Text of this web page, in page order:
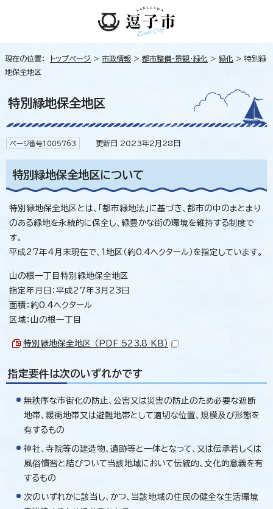
現在の位置： トップページ > 市政情報 > 都市整備・景観・緑化 > 緑化 > 特別緑
地保全地区
特別緑地保全地区
ページ番号1005763 更新日 2023年2月28日
特別緑地保全地区について
特別緑地保全地区とは、「都市緑地法」に基づき、都市の中のまとまり
のある緑地を永続的に保全し、緑豊かな街の環境を維持する制度で
す。
平成27年4月末現在で、1地区（約0.4ヘクタール）を指定しています。
山の根一丁目特別緑地保全地区
指定年月日：平成27年3月23日
面積：約0.4ヘクタール
区域：山の根一丁目
特別緑地保全地区 （PDF 523.8 KB）
指定要件は次のいずれかです
無秩序な市街化の防止、公害又は災害の防止のため必要な遮断
地帯、緩衝地帯又は避難地帯として適切な位置、規模及び形態を
有するもの
神社、寺院等の建造物、遺跡等と一体となって、又は伝承若しくは
風俗慣習と結びついて当該地域において伝統的、文化的意義を有
するもの
次のいずれかに該当し、かつ、当該地域の住民の健全な生活環境